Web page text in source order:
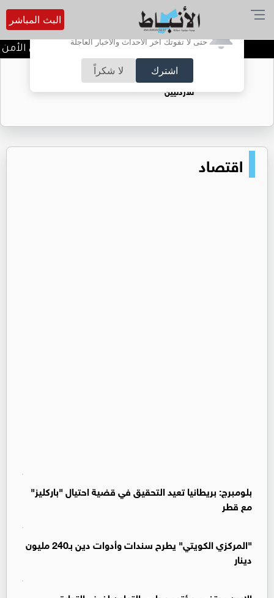
أترغب في تفعيل الإشعارات؟
حتى لا تفوتك آخر الأحداث والأخبار العاجلة
اشترك لا شكراً
البث المباشر
الأردن يرحب ببيان مجلس الأمن
حقل الريشة حين يتحول الغاز إلى فرص عمل
للأردنيين
اقتصاد
بلومبرج: بريطانيا تعيد التحقيق في قضية احتيال "باركليز"
مع قطر
"المركزي الكويتي" يطرح سندات وأدوات دين بـ240 مليون
دينار